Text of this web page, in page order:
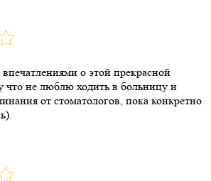
о этой прекрасной
что не люблю ходить в больницу и
от стоматологов, пока конкретно